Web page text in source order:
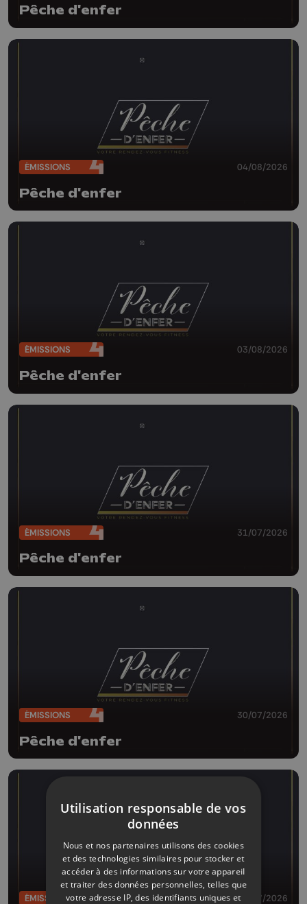
Pêche d'enfer
ÉMISSIONS 04/08/2026
Pêche d'enfer
ÉMISSIONS 03/08/2026
Pêche d'enfer
ÉMISSIONS 31/07/2026
Pêche d'enfer
ÉMISSIONS 30/07/2026
Pêche d'enfer
ÉMISSIONS 29/07/2026
Utilisation responsable de vos
données
Nous et nos partenaires utilisons des cookies
et des technologies similaires pour stocker et
accéder à des informations sur votre appareil
et traiter des données personnelles, telles que
votre adresse IP, des identifiants uniques et